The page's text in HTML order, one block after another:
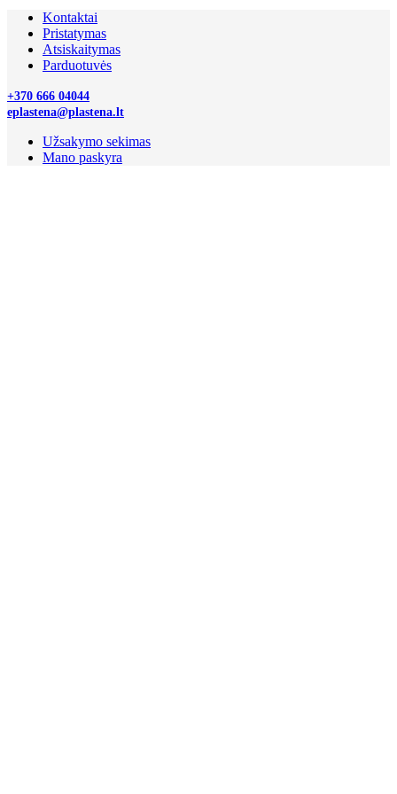
Kontaktai
Pristatymas
Atsiskaitymas
Parduotuvės
+370 666 04044
eplastena@plastena.lt
Užsakymo sekimas
Mano paskyra